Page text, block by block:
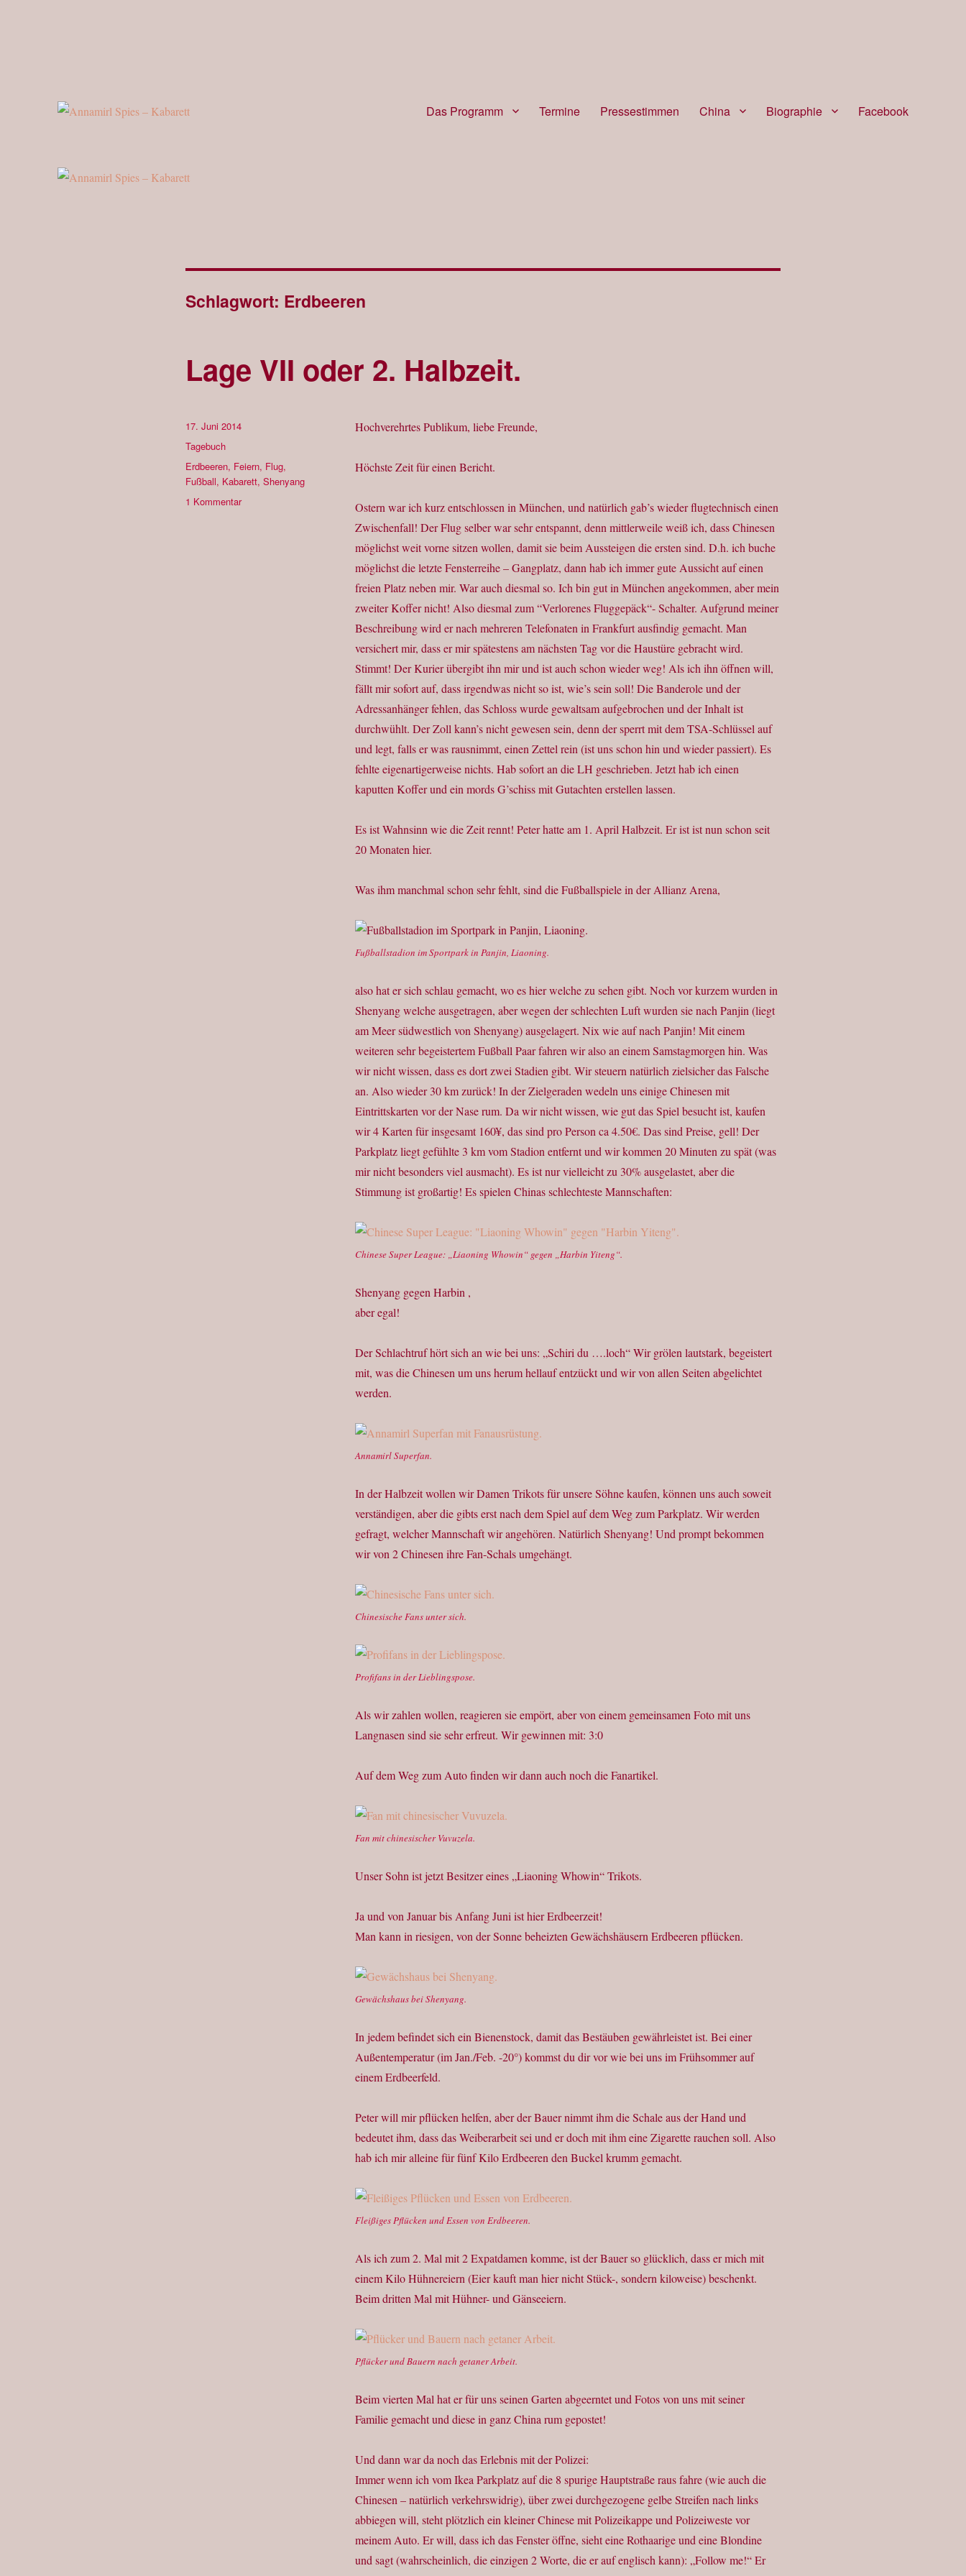
Das Programm Termine Pressestimmen China Biographie Facebook
Schlagwort: Erdbeeren
Lage VII oder 2. Halbzeit.
Hochverehrtes Publikum, liebe Freunde,
Höchste Zeit für einen Bericht.
Ostern war ich kurz entschlossen in München, und natürlich gab’s wieder flugtechnisch einen
Zwischenfall! Der Flug selber war sehr entspannt, denn mittlerweile weiß ich, dass Chinesen
möglichst weit vorne sitzen wollen, damit sie beim Aussteigen die ersten sind. D.h. ich buche
möglichst die letzte Fensterreihe – Gangplatz, dann hab ich immer gute Aussicht auf einen
freien Platz neben mir. War auch diesmal so. Ich bin gut in München angekommen, aber mein
zweiter Koffer nicht! Also diesmal zum “Verlorenes Fluggepäck“- Schalter. Aufgrund meiner
Beschreibung wird er nach mehreren Telefonaten in Frankfurt ausfindig gemacht. Man
versichert mir, dass er mir spätestens am nächsten Tag vor die Haustüre gebracht wird.
Stimmt! Der Kurier übergibt ihn mir und ist auch schon wieder weg! Als ich ihn öffnen will,
fällt mir sofort auf, dass irgendwas nicht so ist, wie’s sein soll! Die Banderole und der
Adressanhänger fehlen, das Schloss wurde gewaltsam aufgebrochen und der Inhalt ist
durchwühlt. Der Zoll kann’s nicht gewesen sein, denn der sperrt mit dem TSA-Schlüssel auf
und legt, falls er was rausnimmt, einen Zettel rein (ist uns schon hin und wieder passiert). Es
fehlte eigenartigerweise nichts. Hab sofort an die LH geschrieben. Jetzt hab ich einen
kaputten Koffer und ein mords G’schiss mit Gutachten erstellen lassen.
Es ist Wahnsinn wie die Zeit rennt! Peter hatte am 1. April Halbzeit. Er ist ist nun schon seit
20 Monaten hier.
Was ihm manchmal schon sehr fehlt, sind die Fußballspiele in der Allianz Arena,
Fußballstadion im Sportpark in Panjin, Liaoning.
also hat er sich schlau gemacht, wo es hier welche zu sehen gibt. Noch vor kurzem wurden in
Shenyang welche ausgetragen, aber wegen der schlechten Luft wurden sie nach Panjin (liegt
am Meer südwestlich von Shenyang) ausgelagert. Nix wie auf nach Panjin! Mit einem
weiteren sehr begeistertem Fußball Paar fahren wir also an einem Samstagmorgen hin. Was
wir nicht wissen, dass es dort zwei Stadien gibt. Wir steuern natürlich zielsicher das Falsche
an. Also wieder 30 km zurück! In der Zielgeraden wedeln uns einige Chinesen mit
Eintrittskarten vor der Nase rum. Da wir nicht wissen, wie gut das Spiel besucht ist, kaufen
wir 4 Karten für insgesamt 160¥, das sind pro Person ca 4.50€. Das sind Preise, gell! Der
Parkplatz liegt gefühlte 3 km vom Stadion entfernt und wir kommen 20 Minuten zu spät (was
mir nicht besonders viel ausmacht). Es ist nur vielleicht zu 30% ausgelastet, aber die
Stimmung ist großartig! Es spielen Chinas schlechteste Mannschaften:
Chinese Super League: „Liaoning Whowin“ gegen „Harbin Yiteng“.
Shenyang gegen Harbin ,
aber egal!
Der Schlachtruf hört sich an wie bei uns: „Schiri du ….loch“ Wir grölen lautstark, begeistert
mit, was die Chinesen um uns herum hellauf entzückt und wir von allen Seiten abgelichtet
werden.
Annamirl Superfan.
In der Halbzeit wollen wir Damen Trikots für unsere Söhne kaufen, können uns auch soweit
verständigen, aber die gibts erst nach dem Spiel auf dem Weg zum Parkplatz. Wir werden
gefragt, welcher Mannschaft wir angehören. Natürlich Shenyang! Und prompt bekommen
wir von 2 Chinesen ihre Fan-Schals umgehängt.
Chinesische Fans unter sich.
Profifans in der Lieblingspose.
Als wir zahlen wollen, reagieren sie empört, aber von einem gemeinsamen Foto mit uns
Langnasen sind sie sehr erfreut. Wir gewinnen mit: 3:0
Auf dem Weg zum Auto finden wir dann auch noch die Fanartikel.
Fan mit chinesischer Vuvuzela.
Unser Sohn ist jetzt Besitzer eines „Liaoning Whowin“ Trikots.
Ja und von Januar bis Anfang Juni ist hier Erdbeerzeit!
Man kann in riesigen, von der Sonne beheizten Gewächshäusern Erdbeeren pflücken.
Gewächshaus bei Shenyang.
In jedem befindet sich ein Bienenstock, damit das Bestäuben gewährleistet ist. Bei einer
Außentemperatur (im Jan./Feb. -20°) kommst du dir vor wie bei uns im Frühsommer auf
einem Erdbeerfeld.
Peter will mir pflücken helfen, aber der Bauer nimmt ihm die Schale aus der Hand und
bedeutet ihm, dass das Weiberarbeit sei und er doch mit ihm eine Zigarette rauchen soll. Also
hab ich mir alleine für fünf Kilo Erdbeeren den Buckel krumm gemacht.
Fleißiges Pflücken und Essen von Erdbeeren.
Als ich zum 2. Mal mit 2 Expatdamen komme, ist der Bauer so glücklich, dass er mich mit
einem Kilo Hühnereiern (Eier kauft man hier nicht Stück-, sondern kiloweise) beschenkt.
Beim dritten Mal mit Hühner- und Gänseeiern.
Pflücker und Bauern nach getaner Arbeit.
Beim vierten Mal hat er für uns seinen Garten abgeerntet und Fotos von uns mit seiner
Familie gemacht und diese in ganz China rum gepostet!
Und dann war da noch das Erlebnis mit der Polizei:
Immer wenn ich vom Ikea Parkplatz auf die 8 spurige Hauptstraße raus fahre (wie auch die
Chinesen – natürlich verkehrswidrig), über zwei durchgezogene gelbe Streifen nach links
abbiegen will, steht plötzlich ein kleiner Chinese mit Polizeikappe und Polizeiweste vor
meinem Auto. Er will, dass ich das Fenster öffne, sieht eine Rothaarige und eine Blondine
und sagt (wahrscheinlich, die einzigen 2 Worte, die er auf englisch kann): „Follow me!“ Er
Veröffentlicht
am
17. Juni 2014
Kategorien
Tagebuch
Schlagwörter
Erdbeeren, Feiern, Flug,
Fußball, Kabarett, Shenyang
1 Kommentarzu